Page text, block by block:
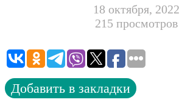
18 октября, 2022
215 просмотров
Добавить в закладки